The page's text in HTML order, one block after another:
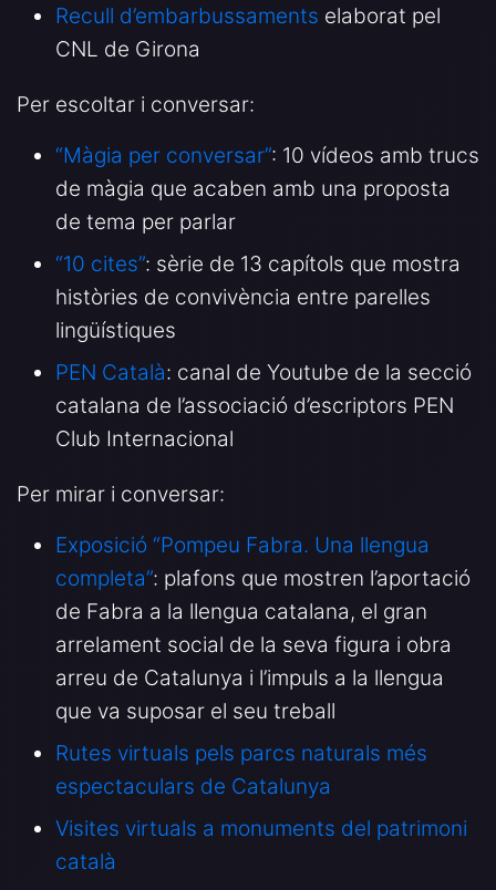
Recull d’embarbussaments elaborat pel
CNL de Girona
Per escoltar i conversar:
“Màgia per conversar”: 10 vídeos amb trucs
de màgia que acaben amb una proposta
de tema per parlar
“10 cites”: sèrie de 13 capítols que mostra
històries de convivència entre parelles
lingüístiques
PEN Català: canal de Youtube de la secció
catalana de l’associació d’escriptors PEN
Club Internacional
Per mirar i conversar:
Exposició “Pompeu Fabra. Una llengua
completa”: plafons que mostren l’aportació
de Fabra a la llengua catalana, el gran
arrelament social de la seva figura i obra
arreu de Catalunya i l’impuls a la llengua
que va suposar el seu treball
Rutes virtuals pels parcs naturals més
espectaculars de Catalunya
Visites virtuals a monuments del patrimoni
català